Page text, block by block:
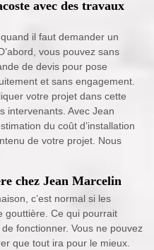
avec des travaux
il faut demander un
vous pouvez sans
de devis pour pose
et sans engagement.
votre projet dans cette
intervenants. Avec Jean
du coût d’installation
de votre projet. Nous
chez Jean Marcelin
c’est normal si les
gouttière. Ce qui pourrait
fonctionner. Vous ne pouvez
que tout ira pour le mieux.